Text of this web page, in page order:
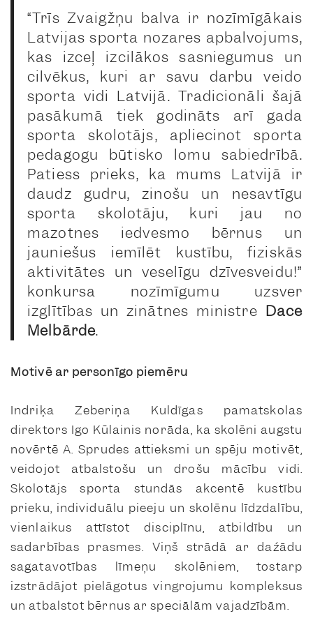
“Trīs Zvaigžņu balva ir nozīmīgākais
Latvijas sporta nozares apbalvojums,
kas izceļ izcilākos sasniegumus un
cilvēkus, kuri ar savu darbu veido
sporta vidi Latvijā. Tradicionāli šajā
pasākumā tiek godināts arī gada
sporta skolotājs, apliecinot sporta
pedagogu būtisko lomu sabiedrībā.
Patiess prieks, ka mums Latvijā ir
daudz gudru, zinošu un nesavtīgu
sporta skolotāju, kuri jau no
mazotnes iedvesmo bērnus un
jauniešus iemīlēt kustību, fiziskās
aktivitātes un veselīgu dzīvesveidu!”
konkursa nozīmīgumu uzsver
izglītības un zinātnes ministre Dace
Melbārde.
Motivē ar personīgo piemēru
Indriķa Zeberiņa Kuldīgas pamatskolas
direktors Igo Kūlainis norāda, ka skolēni augstu
novērtē A. Sprudes attieksmi un spēju motivēt,
veidojot atbalstošu un drošu mācību vidi.
Skolotājs sporta stundās akcentē kustību
prieku, individuālu pieeju un skolēnu līdzdalību,
vienlaikus attīstot disciplīnu, atbildību un
sadarbības prasmes. Viņš strādā ar dažādu
sagatavotības līmeņu skolēniem, tostarp
izstrādājot pielāgotus vingrojumu kompleksus
un atbalstot bērnus ar speciālām vajadzībām.